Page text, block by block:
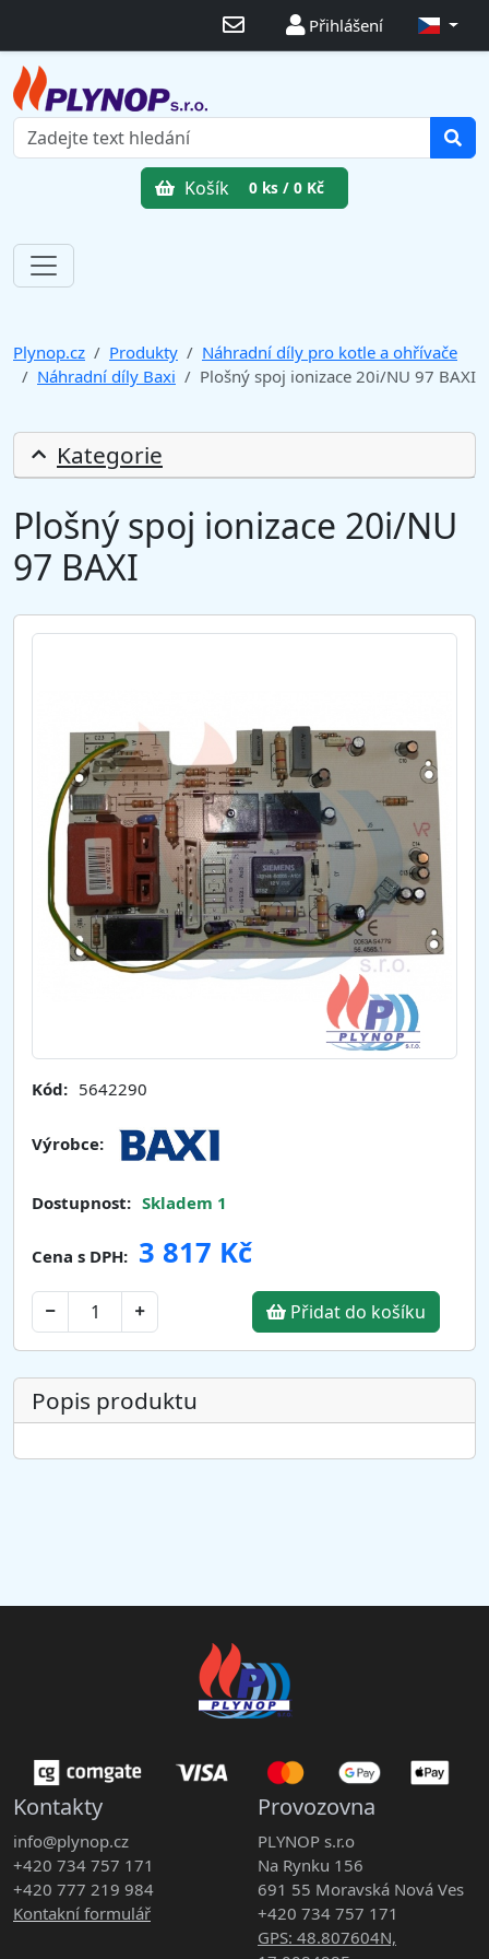
Přihlášení
Košík 0 ks / 0 Kč
Plynop.cz Produkty
Náhradní díly pro kotle a ohřívače
Náhradní díly Baxi
Plošný spoj ionizace 20i/NU 97 BAXI
Kategorie
Plošný spoj ionizace 20i/NU
97 BAXI
Kód: 5642290
Výrobce:
Dostupnost: Skladem 1
Cena s DPH: 3 817 Kč
Přidat do košíku
Popis produktu
Kontakty
info@plynop.cz
+420 734 757 171
+420 777 219 984
Kontakní formulář
Provozovna
PLYNOP s.r.o
Na Rynku 156
691 55 Moravská Nová Ves
+420 734 757 171
GPS: 48.807604N,